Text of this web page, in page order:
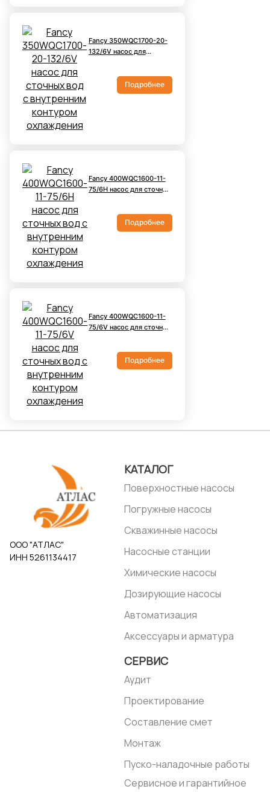
Fancy 350WQC1700-20-
132/6V насос для
охлажденияПодробнее
Fancy 400WQC1600-11-
75/6H насос для сточных
Подробнее
Fancy 400WQC1600-11-
75/6V насос для сточных
Подробнее
ООО "АТЛАС"
ИНН 5261134417
КАТАЛОГ
Поверхностные насосы
Погружные насосы
Скважинные насосы
Насосные станции
Химические насосы
Дозирующие насосы
Автоматизация
Аксессуары и арматура
СЕРВИС
Аудит
Проектирование
Составление смет
Монтаж
Пуско-наладочные работы
Сервисное и гарантийное